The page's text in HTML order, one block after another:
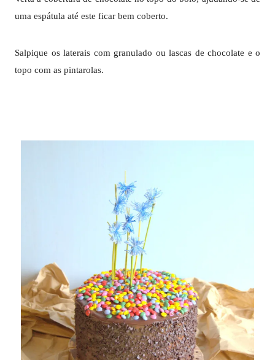
uma espátula até este ficar bem coberto.
Salpique os laterais com granulado ou lascas de chocolate e o
topo com as pintarolas.